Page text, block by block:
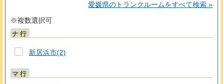
愛媛県のトランクルームをすべて検索
※複数選択可
ナ行
新居浜市(2)
マ行